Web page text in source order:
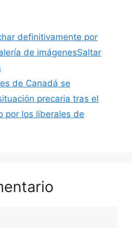
definitivamente por
de imágenesSaltar
de Canadá se
precaria tras el
por los liberales de